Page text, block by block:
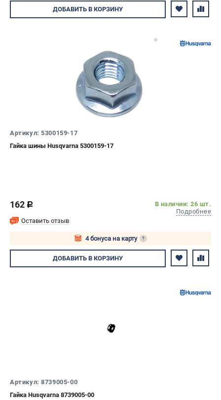
ДОБАВИТЬ В КОРЗИНУ
Артикул: 5300159-17
Гайка шины Husqvarna 5300159-17
162 c
В наличии: 26 шт.
Подробнее
Оставить отзыв
4 бонуса на карту ?
Авторизуйтесь
ДОБАВИТЬ В КОРЗИНУ
Артикул: 8739005-00
Гайка Husqvarna 8739005-00